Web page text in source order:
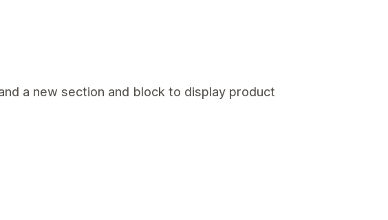
a new section and block to display product